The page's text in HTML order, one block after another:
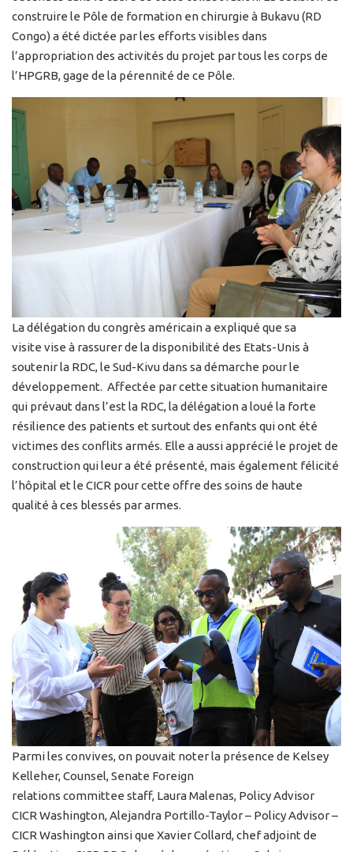
construire le Pôle de formation en chirurgie à Bukavu (RD
Congo) a été dictée par les efforts visibles dans
l’appropriation des activités du projet par tous les corps de
l’HPGRB, gage de la pérennité de ce Pôle.
La délégation du congrès américain a expliqué que sa
visite vise à rassurer de la disponibilité des Etats-Unis à
soutenir la RDC, le Sud-Kivu dans sa démarche pour le
développement. Affectée par cette situation humanitaire
qui prévaut dans l’est la RDC, la délégation a loué la forte
résilience des patients et surtout des enfants qui ont été
victimes des conflits armés. Elle a aussi apprécié le projet de
construction qui leur a été présenté, mais également félicité
l’hôpital et le CICR pour cette offre des soins de haute
qualité à ces blessés par armes.
Parmi les convives, on pouvait noter la présence de Kelsey
Kelleher, Counsel, Senate Foreign
relations committee staff, Laura Malenas, Policy Advisor
CICR Washington, Alejandra Portillo-Taylor – Policy Advisor –
CICR Washington ainsi que Xavier Collard, chef adjoint de